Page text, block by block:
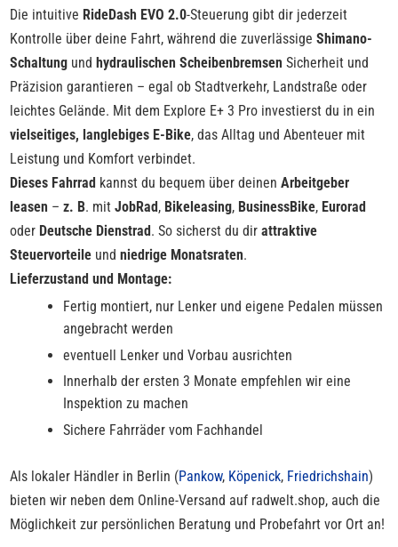
Die intuitive RideDash EVO 2.0-Steuerung gibt dir jederzeit
Kontrolle über deine Fahrt, während die zuverlässigeShimano-
Schaltung und hydraulischen ScheibenbremsenSicherheit und
Präzision garantieren – egal ob Stadtverkehr, Landstraße oder
leichtes Gelände. Mit dem Explore E+ 3 Pro investierst du in ein
vielseitiges, langlebiges E-Bike, das Alltag und Abenteuer mit
Leistung und Komfort verbindet.
Dieses Fahrrad kannst du bequem über deinenArbeitgeber
leasen –z. B. mitJobRad, Bikeleasing, BusinessBike, Eurorad
oder Deutsche Dienstrad. So sicherst du dirattraktive
Steuervorteile undniedrige Monatsraten.
Lieferzustand und Montage:
Fertig montiert, nur Lenker und eigene Pedalen müssen
angebracht werden
eventuell Lenker und Vorbau ausrichten
Innerhalb der ersten 3 Monate empfehlen wir eine
Inspektion zu machen
Sichere Fahrräder vom Fachhandel
Als lokaler Händler in Berlin (Pankow, Köpenick, Friedrichshain)
bieten wir neben dem Online-Versand auf radwelt.shop, auch die
Möglichkeit zur persönlichen Beratung und Probefahrt vor Ort an!